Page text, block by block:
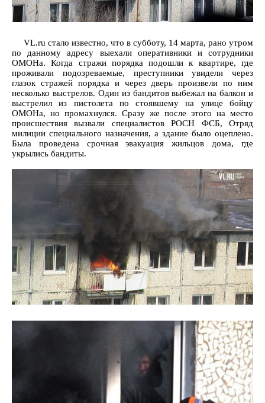
VL.ru стало известно, что в субботу, 14 марта, рано утром
по данному адресу выехали оперативники и сотрудники
ОМОНа. Когда стражи порядка подошли к квартире, где
проживали подозреваемые, преступники увидели через
глазок стражей порядка и через дверь произвели по ним
несколько выстрелов. Один из бандитов выбежал на балкон и
выстрелил из пистолета по стоявшему на улице бойцу
ОМОНа, но промахнулся. Сразу же после этого на место
происшествия вызвали специалистов РОСН ФСБ, Отряд
милиции специального назначения, а здание было оцеплено.
Была проведена срочная эвакуация жильцов дома, где
укрылись бандиты.